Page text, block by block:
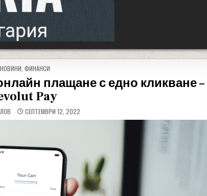
POSTED IN
НОВИНИ,ФИНАНСИ
плащане с едно кликване –
Pay
СЕПТЕМВРИ 12, 2022